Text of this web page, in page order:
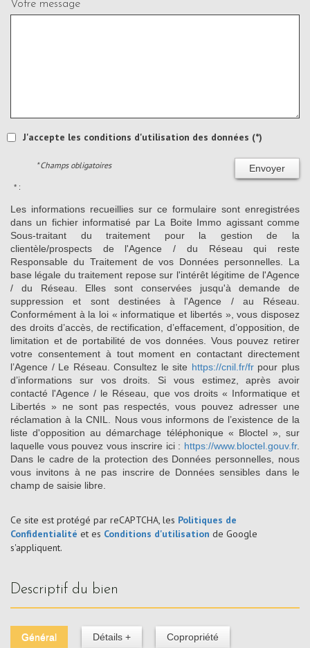
Votre message
J'accepte les conditions d'utilisation des données (*)
Envoyer
* Champs obligatoires
* :
Les informations recueillies sur ce formulaire sont enregistrées
dans un fichier informatisé par La Boite Immo agissant comme
Sous-traitant du traitement pour la gestion de la
clientèle/prospects de l'Agence / du Réseau qui reste
Responsable du Traitement de vos Données personnelles. La
base légale du traitement repose sur l'intérêt légitime de l'Agence
/ du Réseau. Elles sont conservées jusqu'à demande de
suppression et sont destinées à l'Agence / au Réseau.
Conformément à la loi « informatique et libertés », vous disposez
des droits d’accès, de rectification, d’effacement, d’opposition, de
limitation et de portabilité de vos données. Vous pouvez retirer
votre consentement à tout moment en contactant directement
l’Agence / Le Réseau. Consultez le site https://cnil.fr/frpour plus
d’informations sur vos droits. Si vous estimez, après avoir
contacté l'Agence / le Réseau, que vos droits « Informatique et
Libertés » ne sont pas respectés, vous pouvez adresser une
réclamation à la CNIL. Nous vous informons de l’existence de la
liste d'opposition au démarchage téléphonique « Bloctel », sur
laquelle vous pouvez vous inscrire ici : https://www.bloctel.gouv.fr.
Dans le cadre de la protection des Données personnelles, nous
vous invitons à ne pas inscrire de Données sensibles dans le
champ de saisie libre.
Ce site est protégé par reCAPTCHA, les Politiques de
Confidentialité et es Conditions d'utilisation de Google
s'appliquent.
descriptif du bien
Général Détails + Copropriété